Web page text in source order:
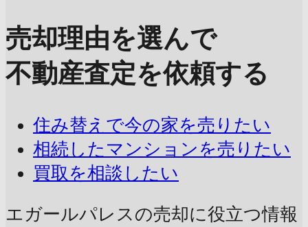
売却理由を選んで
不動産査定を依頼する
住み替えで今の家を売りたい
相続したマンションを売りたい
買取を相談したい
エガールパレスの売却に役立つ情報